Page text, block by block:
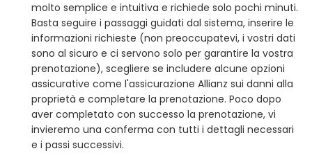
molto semplice e intuitiva e richiede solo pochi minuti.
Basta seguire i passaggi guidati dal sistema, inserire le
informazioni richieste (non preoccupatevi, i vostri dati
sono al sicuro e ci servono solo per garantire la vostra
prenotazione), scegliere se includere alcune opzioni
assicurative come l'assicurazione Allianz sui danni alla
proprietà e completare la prenotazione. Poco dopo
aver completato con successo la prenotazione, vi
invieremo una conferma con tutti i dettagli necessari
e i passi successivi.